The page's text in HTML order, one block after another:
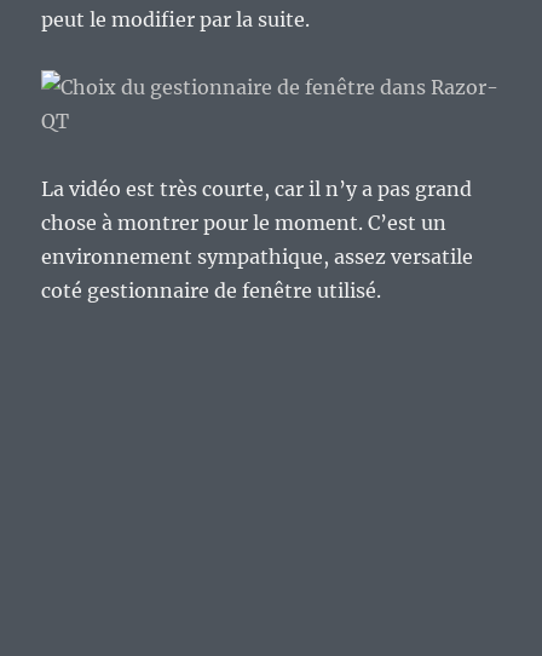
peut le modifier par la suite.
La vidéo est très courte, car il n’y a pas grand
chose à montrer pour le moment. C’est un
environnement sympathique, assez versatile
coté gestionnaire de fenêtre utilisé.